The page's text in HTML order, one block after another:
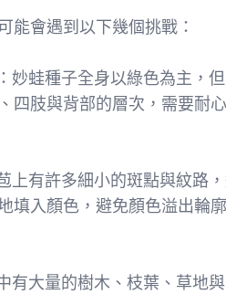
能會遇到以下幾個挑戰：
蛙種子全身以綠色為主，
四肢與背部的層次，需要耐
有許多細小的斑點與紋路
填入顏色，避免顏色溢出輪
大量的樹木、枝葉、草地